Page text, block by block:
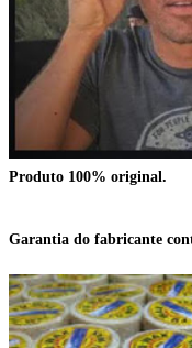
Produto 100% original.
Garantia do fabricante